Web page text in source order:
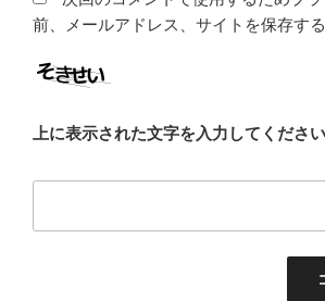
前、メールアドレス、サイトを保存する
上に表示された文字を入力してください